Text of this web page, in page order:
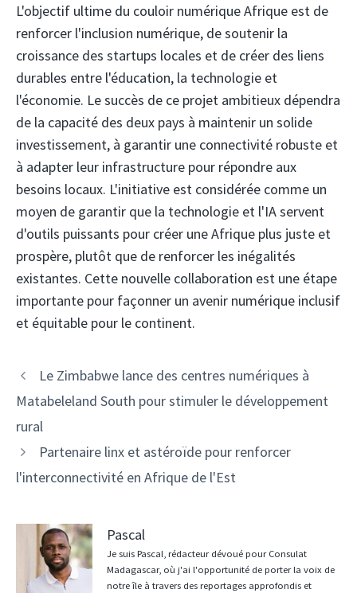
L'objectif ultime du couloir numérique Afrique est de
renforcer l'inclusion numérique, de soutenir la
croissance des startups locales et de créer des liens
durables entre l'éducation, la technologie et
l'économie. Le succès de ce projet ambitieux dépendra
de la capacité des deux pays à maintenir un solide
investissement, à garantir une connectivité robuste et
à adapter leur infrastructure pour répondre aux
besoins locaux. L'initiative est considérée comme un
moyen de garantir que la technologie et l'IA servent
d'outils puissants pour créer une Afrique plus juste et
prospère, plutôt que de renforcer les inégalités
existantes. Cette nouvelle collaboration est une étape
importante pour façonner un avenir numérique inclusif
et équitable pour le continent.
Navigation
des
Le Zimbabwe lance des centres numériques à
Matabeleland South pour stimuler le développement
rural
Partenaire linx et astéroïde pour renforcer
l'interconnectivité en Afrique de l'Est
Pascal
Je suis Pascal, rédacteur dévoué pour Consulat
Madagascar, où j'ai l'opportunité de porter la voix de
notre île à travers des reportages approfondis et